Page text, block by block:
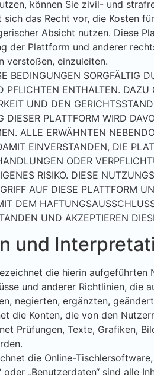
können Sie zivil- und
das Recht vor, die Kosten
Absicht nutzen. Diese
der Plattform und anderer
verstoßen, einzuleiten.
BEDINGUNGEN SORGFÄLTIG
PFLICHTEN ENTHALTEN.
UND DEN
DIESER PLATTFORM WIRD
ALLE ERWÄHNTEN
EINVERSTANDEN, DIE
ODER
RISIKO. DIESE
AUF DIESE PLATTFORM
DEM
UND AKZEPTIEREN
und
die hierin
und anderer Richtlinien, die
negierten, ergänzten,
die Konten, die von den
Prüfungen, Texte, Grafiken,
die Online-
oder „Benutzerdaten“ sind